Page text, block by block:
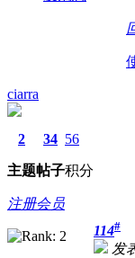
ciarra
2
主题
34
帖子
56
积分
注册会员
114#
发